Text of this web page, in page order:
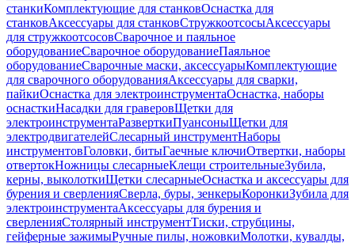
станкиКомплектующие для станковОснастка для
станковАксессуары для станковСтружкоотсосыАксессуары
для стружкоотсосовСварочное и паяльное
оборудованиеСварочное оборудованиеПаяльное
оборудованиеСварочные маски, аксессуарыКомплектующие
для сварочного оборудованияАксессуары для сварки,
пайкиОснастка для электроинструментаОснастка, наборы
оснасткиНасадки для граверовЩетки для
электроинструментаРазверткиПуансоныЩетки для
электродвигателейСлесарный инструментНаборы
инструментовГоловки, битыГаечные ключиОтвертки, наборы
отвертокНожницы слесарныеКлещи строительныеЗубила,
керны, выколоткиЩетки слесарныеОснастка и аксессуары для
бурения и сверленияСверла, буры, зенкерыКоронкиЗубила для
электроинструментаАксессуары для бурения и
сверленияСтолярный инструментТиски, струбцины,
гейферные зажимыРучные пилы, ножовкиМолотки, кувалды,